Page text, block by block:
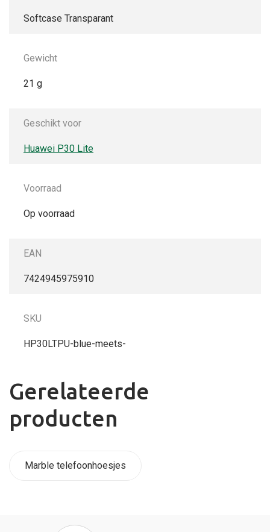
Softcase Transparant
Gewicht
21 g
Geschikt voor
Huawei P30 Lite
Voorraad
Op voorraad
EAN
7424945975910
SKU
HP30LTPU-blue-meets-
Gerelateerde
producten
Marble telefoonhoesjes